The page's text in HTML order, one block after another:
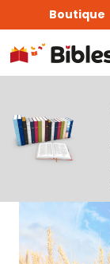
Boutique
du
livre
supports
Exemplaire